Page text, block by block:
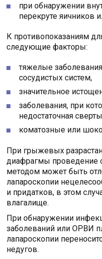
при обнаружении
перекруте яичников
К противопоказаниям
следующие факторы:
тяжелые
сосудистых систем,
значительное
заболевания, при
недостаточная
коматозные или
При грыжевых
диафрагмы проведение
методом может быть
лапароскопии
и придатков, в этом
влагалище.
При обнаружении
заболеваний или ОРВИ
лапароскопии
недугов.